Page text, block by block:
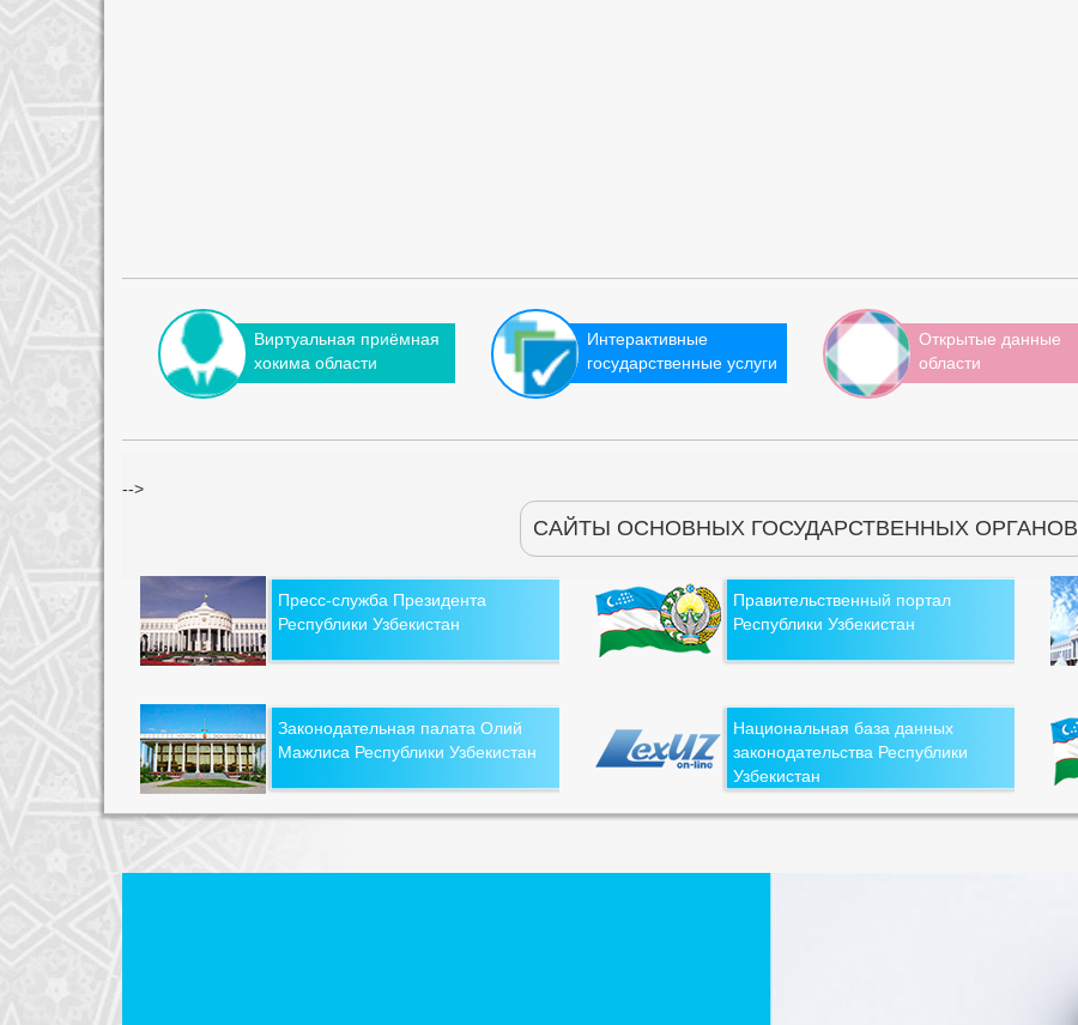
Виртуальная приёмная
хокима области
Интерактивные
государственные услуги
Открытые данные
области
-->
САЙТЫ ОСНОВНЫХ ГОСУДАРСТВЕННЫХ ОРГАНОВ
Пресс-служба Президента
Республики Узбекистан
Правительственный портал
Республики Узбекистан
Законодательная палата Олий
Мажлиса Республики Узбекистан
Национальная база данных
законодательства Республики
Узбекистан